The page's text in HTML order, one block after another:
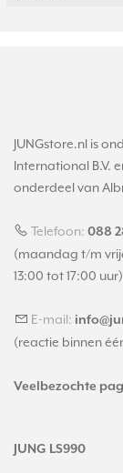
JUNGstore.nl is
International B.V.
onderdeel van
Telefoon: 088
(maandag t/m
13:00 tot 17:00 uur)
E-mail:
(reactie binnen
Veelbezochte
JUNG LS990